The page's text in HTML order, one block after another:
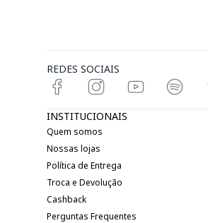
REDES SOCIAIS
INSTITUCIONAIS
Quem somos
Nossas lojas
Política de Entrega
Troca e Devolução
Cashback
Perguntas Frequentes